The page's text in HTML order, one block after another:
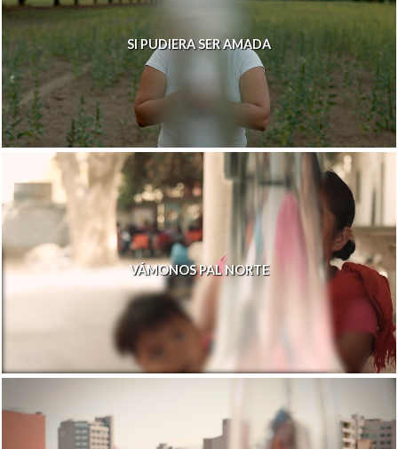
SI PUDIERA SER AMADA
VÁMONOS PAL NORTE